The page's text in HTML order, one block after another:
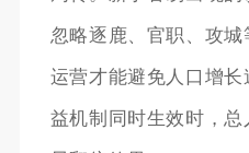
忽略逐鹿、官职、攻
运营才能避免人口增
益机制同时生效时，